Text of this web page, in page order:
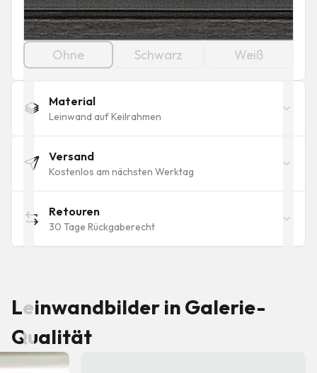
Ohne Schwarz Weiß
Material
Leinwand auf Keilrahmen
Versand
Kostenlos am nächsten Werktag
Retouren
30 Tage Rückgaberecht
Leinwandbilder in Galerie-
Qualität